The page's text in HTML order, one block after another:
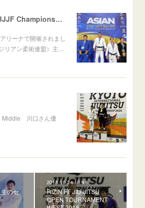
Asian Jiu-Jitsu IBJJF Championship 2026
リーナで開催されまし
リアン柔術連盟）主…
Middle 川口さん優
のセ
2018.10.24 10:48
RIZIN FF JIU-JITSU
OPEN TOURNAMENT